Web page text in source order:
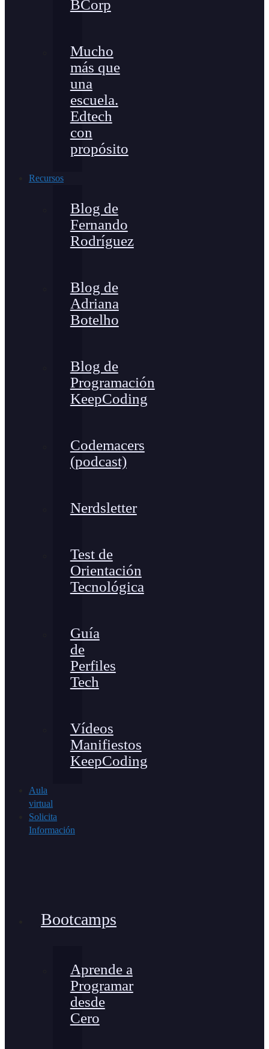
BCorp
Mucho
más que
una
escuela.
Edtech
con
propósito
Recursos
Blog de
Fernando
Rodríguez
Blog de
Adriana
Botelho
Blog de
Programación
KeepCoding
Codemacers
(podcast)
Nerdsletter
Test de
Orientación
Tecnológica
Guía
de
Perfiles
Tech
Vídeos
Manifiestos
KeepCoding
Aula
virtual
Solicita
Información
Bootcamps
Aprende a
Programar
desde
Cero